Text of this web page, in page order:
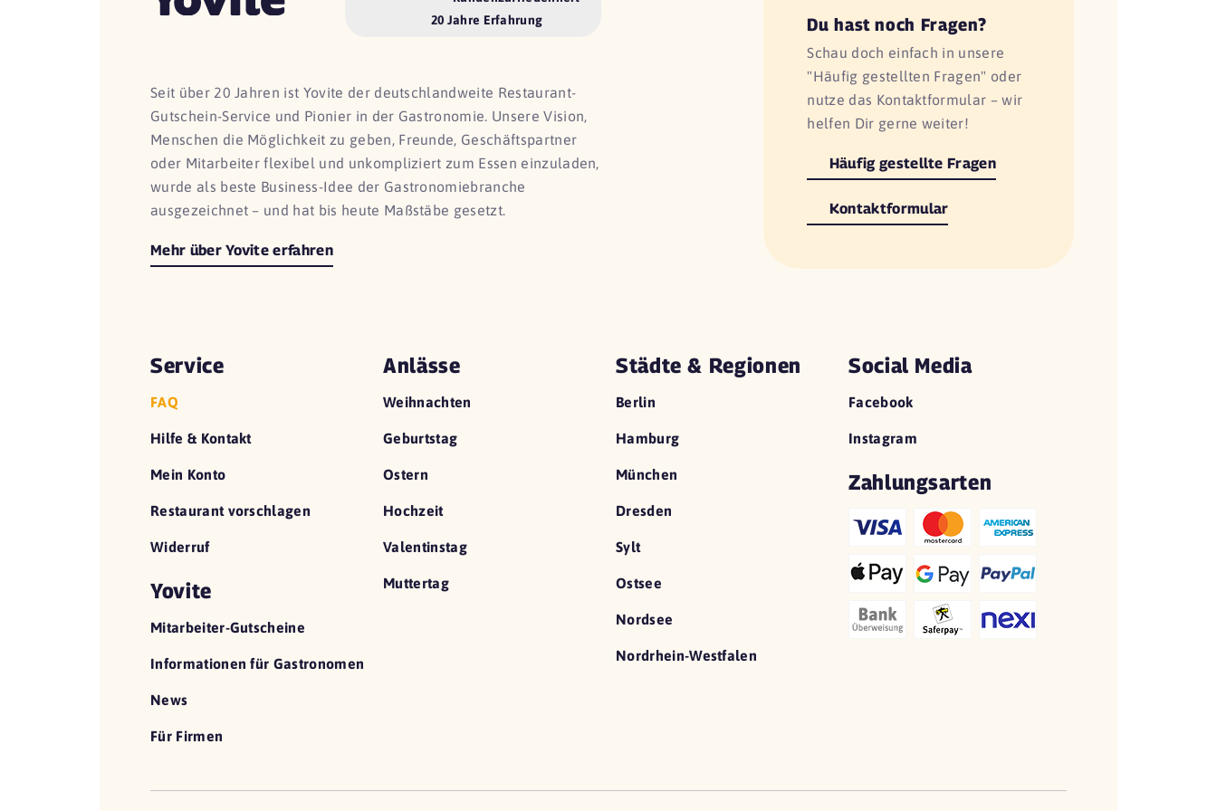
20 Jahre Erfahrung
Seit über 20 Jahren ist Yovite der deutschlandweite Restaurant-
Gutschein-Service und Pionier in der Gastronomie. Unsere Vision,
Menschen die Möglichkeit zu geben, Freunde, Geschäftspartner
oder Mitarbeiter flexibel und unkompliziert zum Essen einzuladen,
wurde als beste Business-Idee der Gastronomiebranche
ausgezeichnet – und hat bis heute Maßstäbe gesetzt.
Mehr über Yovite erfahren
Du hast noch Fragen?
Schau doch einfach in unsere
"Häufig gestellten Fragen" oder
nutze das Kontaktformular – wir
helfen Dir gerne weiter!
Häufig gestellte Fragen
Kontaktformular
Service
FAQ
Hilfe & Kontakt
Mein Konto
Restaurant vorschlagen
Widerruf
Yovite
Mitarbeiter-Gutscheine
Informationen für Gastronomen
News
Für Firmen
Anlässe
Weihnachten
Geburtstag
Ostern
Hochzeit
Valentinstag
Muttertag
Städte & Regionen
Berlin
Hamburg
München
Dresden
Sylt
Ostsee
Nordsee
Nordrhein-Westfalen
Social Media
Facebook
Instagram
Zahlungsarten